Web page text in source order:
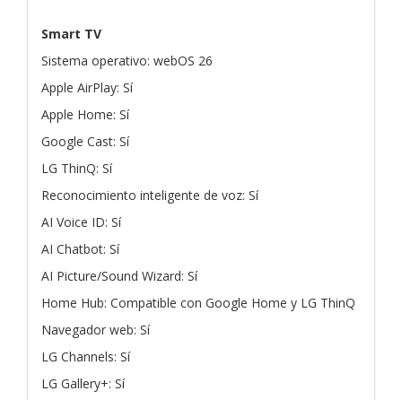
Smart TV
Sistema operativo: webOS 26
Apple AirPlay: Sí
Apple Home: Sí
Google Cast: Sí
LG ThinQ: Sí
Reconocimiento inteligente de voz: Sí
AI Voice ID: Sí
AI Chatbot: Sí
AI Picture/Sound Wizard: Sí
Home Hub: Compatible con Google Home y LG ThinQ
Navegador web: Sí
LG Channels: Sí
LG Gallery+: Sí